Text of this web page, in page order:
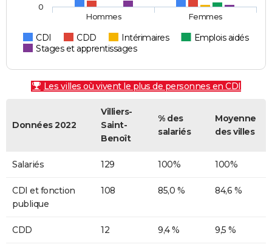
CDI CDD Intérimaires
Emplois aidés
Stages et apprentissages
Hommes Femmes
0
Les villes où vivent le plus de personnes en CDI
Données 2022
Villiers-
Saint-
Benoît
% des
salariés
Moyenne
des villes
Salariés 129 100% 100%
CDI et fonction
publique
108 85,0 % 84,6 %
CDD 12 9,4 % 9,5 %